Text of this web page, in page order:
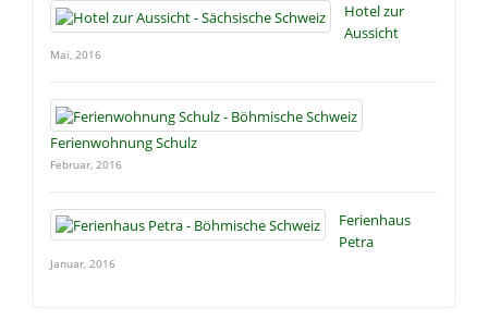
Hotel zur
Aussicht
Mai, 2016
Ferienwohnung Schulz
Februar, 2016
Ferienhaus
Petra
Januar, 2016